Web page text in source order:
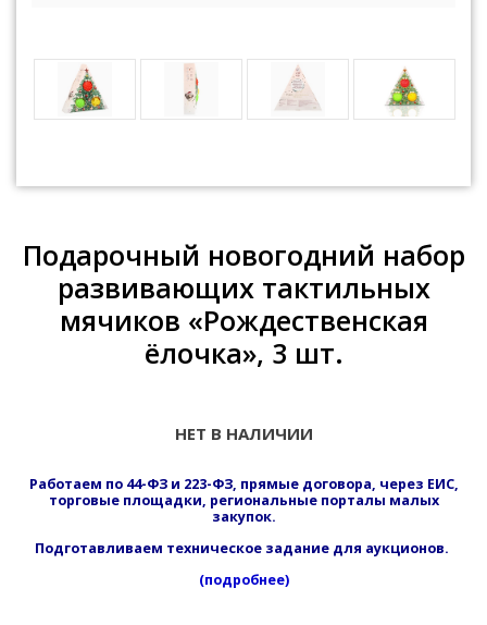
Подарочный новогодний набор
развивающих тактильных
мячиков «Рождественская
ёлочка», 3 шт.
НЕТ В НАЛИЧИИ
Работаем по 44-ФЗ и 223-ФЗ, прямые договора, через ЕИС,
торговые площадки, региональные порталы малых
закупок.
Подготавливаем техническое задание для аукционов.
(подробнее)